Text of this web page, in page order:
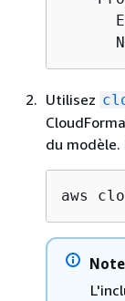
Utilisez
du modèle.
aws
Note